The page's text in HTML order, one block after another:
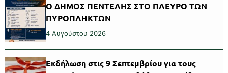
Ο ΔΗΜΟΣ ΠΕΝΤΕΛΗΣ ΣΤΟ ΠΛΕΥΡΟ ΤΩΝ
ΠΥΡΟΠΛΗΚΤΩΝ
4 Αυγούστου 2026
Εκδήλωση στις 9 Σεπτεμβρίου για τους